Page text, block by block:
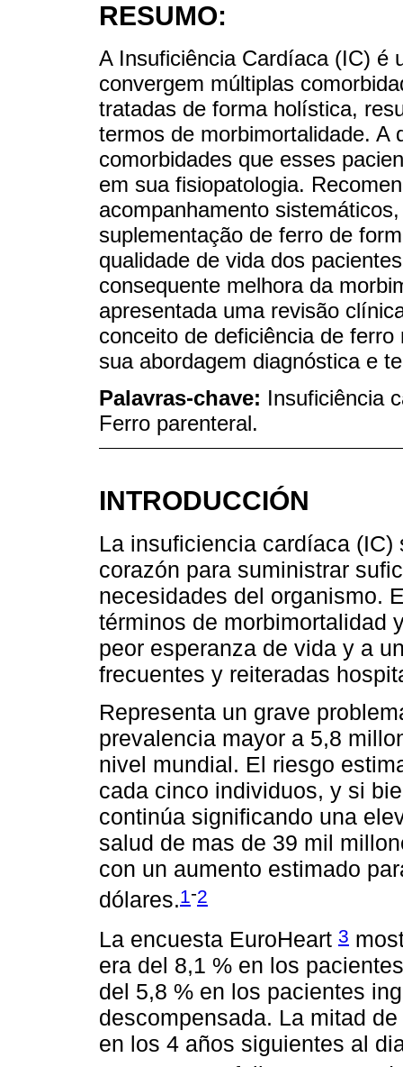
RESUMO:
A Insuficiência Cardíaca (IC) é
convergem múltiplas
tratadas de forma holística,
termos de morbimortalidade. A
comorbidades que esses
em sua fisiopatologia.
acompanhamento
suplementação de ferro de
qualidade de vida dos
consequente melhora da
apresentada uma revisão
conceito de deficiência de
sua abordagem diagnóstica e
Palavras-chave: Insuficiência
Ferro parenteral.
INTRODUCCIÓN
La insuficiencia cardíaca
corazón para suministrar
necesidades del organismo.
términos de morbimortalidad
peor esperanza de vida y a
frecuentes y reiteradas
Representa un grave
prevalencia mayor a 5,8
nivel mundial. El riesgo
cada cinco individuos, y si
continúa significando una
salud de mas de 39 mil
con un aumento estimado
dólares.1-2
La encuesta EuroHeart 3
era del 8,1 % en los
del 5,8 % en los pacientes
descompensada. La mitad
en los 4 años siguientes al